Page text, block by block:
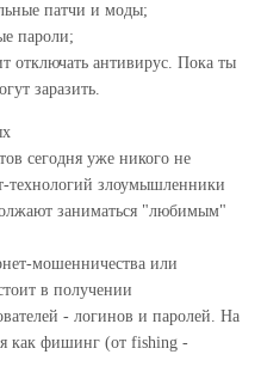
патчи и моды;
пароли;
отключать антивирус. Пока ты
заразить.
сегодня уже никого не
технологий злоумышленники
заниматься "любимым"
мошенничества или
в получении
- логинов и паролей. На
как фишинг (от fishing -